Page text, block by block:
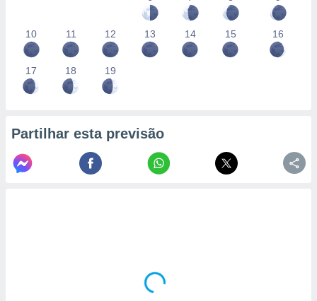
10 11 12 13 14 15 16
17 18 19
Partilhar esta previsão